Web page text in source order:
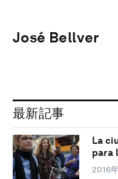
José Bellver
最新記事
La
para
2016